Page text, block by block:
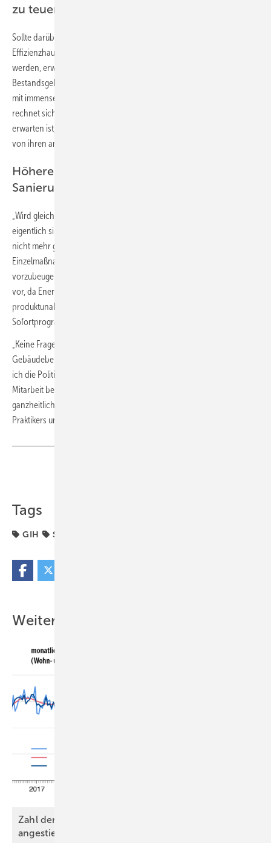
zu teuer
Sollte darüber hinaus die Förderung der Sanierung auf die
Effizienzhausstandards KfW-85 und KfW-100 tatsächlich abgeschafft
werden, erwartet Leppig kontraproduktive Effekte: „In einigen
Bestandsgebäuden ist eine Sanierung zum Effizienzhaus KfW-70 nur
mit immensem Aufwand und extrem hohen Kosten möglich – das
rechnet sich für den Hausbesitzer schlichtweg nicht. Weshalb zu
erwarten ist, dass wegen dieser Streichung viele Sanierungswillige
von ihren ambitionierten Plänen Abstand nehmen werden.
Höherer iSFP-Bonus könnte „Insel-
Sanierungen“ vorbeugen
„Wird gleichzeitig die Förderung für Dämmungen erhöht – eine
eigentlich sinnvolle Maßnahme –, sei anzunehmen, dass Hausbesitzer
nicht mehr ganzheitlich sanieren, sondern sich auf lukrativ geförderte
Einzelmaßnahmen zurückziehen. Um diesen „Insel-Sanierungen“
vorzubeugen, schlägt Leppig eine Erhöhung des iSFP-Bonus auf 10 %
vor, da Energieberater Kunden ganzheitlich, sowie technologie- und
produktunabhängig beraten. Dies konkretisiere die im Klimaschutz
Sofortprogramm genannte Stärkung der Beratungsinstrumente.
„Keine Frage - die Zeit drängt und die Energieeffizienz im
Gebäudebereich muss zügig vorangetrieben werden. Dennoch kann
ich die Politik vor diesem Schnellschuss nur warnen und unsere
Mitarbeit bei der Gestaltung des Klimapakts anbieten: Sollen
ganzheitliche Sanierungen nicht demotiviert werden, ist der Blick des
Praktikers unerlässlich“, so Leppig. GLR
Tags
GIH Sofortprogramm
Weitere Inhalte
Zahl der genehmigten Wohnungen leicht
angestiegen